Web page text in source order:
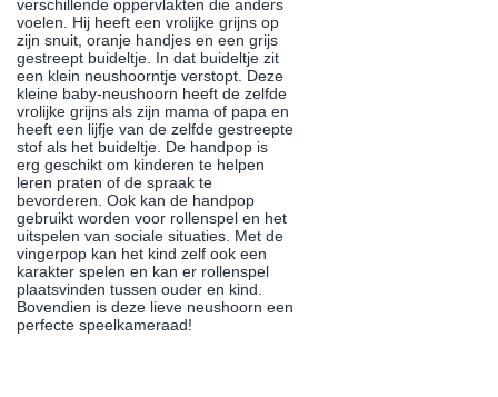
verschillende oppervlakten die anders
voelen. Hij heeft een vrolijke grijns op
zijn snuit, oranje handjes en een grijs
gestreept buideltje. In dat buideltje zit
een klein neushoorntje verstopt. Deze
kleine baby-neushoorn heeft de zelfde
vrolijke grijns als zijn mama of papa en
heeft een lijfje van de zelfde gestreepte
stof als het buideltje. De handpop is
erg geschikt om kinderen te helpen
leren praten of de spraak te
bevorderen. Ook kan de handpop
gebruikt worden voor rollenspel en het
uitspelen van sociale situaties. Met de
vingerpop kan het kind zelf ook een
karakter spelen en kan er rollenspel
plaatsvinden tussen ouder en kind.
Bovendien is deze lieve neushoorn een
perfecte speelkameraad!